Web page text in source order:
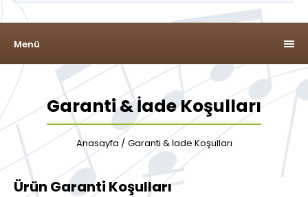
Menü
Garanti & İade Koşulları
Anasayfa Garanti & İade Koşulları
Ürün Garanti Koşulları